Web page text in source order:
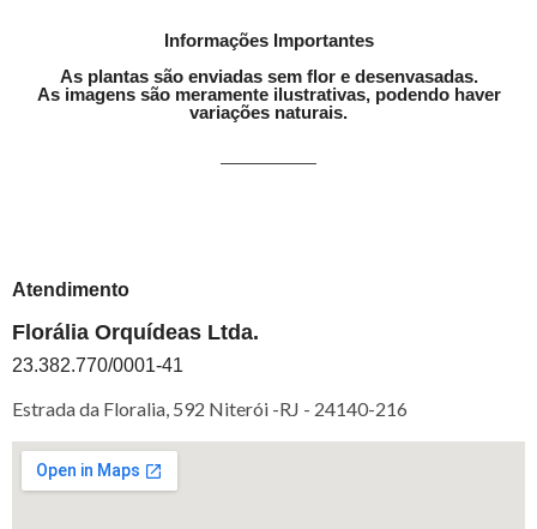
Informações Importantes
As plantas são enviadas sem flor e desenvasadas.
As imagens são meramente ilustrativas, podendo haver
variações naturais.
Atendimento
Florália Orquídeas Ltda.
23.382.770/0001-41
Estrada da Floralia, 592 Niterói -RJ - 24140-216